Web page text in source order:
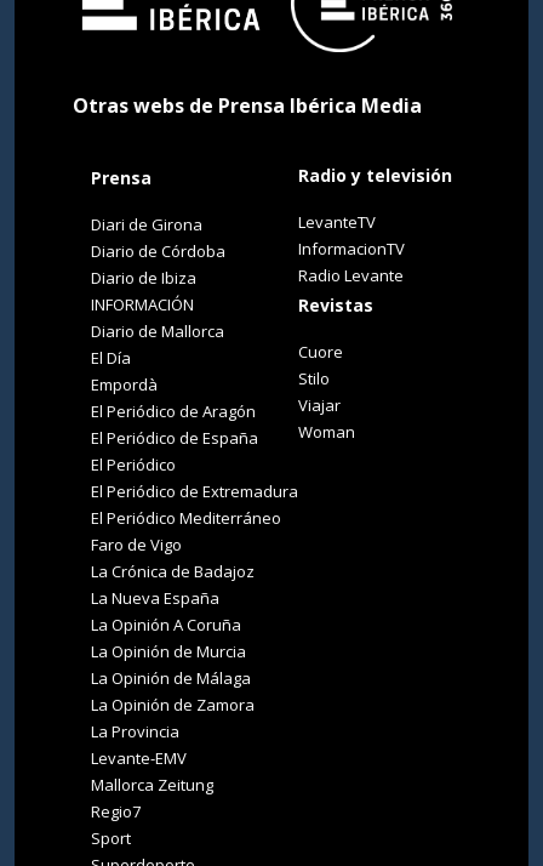
Otras webs de Prensa Ibérica Media
Prensa
Diari de Girona
Diario de Córdoba
Diario de Ibiza
INFORMACIÓN
Diario de Mallorca
El Día
Empordà
El Periódico de Aragón
El Periódico de España
El Periódico
El Periódico de Extremadura
El Periódico Mediterráneo
Faro de Vigo
La Crónica de Badajoz
La Nueva España
La Opinión A Coruña
La Opinión de Murcia
La Opinión de Málaga
La Opinión de Zamora
La Provincia
Levante-EMV
Mallorca Zeitung
Regio7
Sport
Radio y televisión
LevanteTV
InformacionTV
Radio Levante
Revistas
Cuore
Stilo
Viajar
Woman